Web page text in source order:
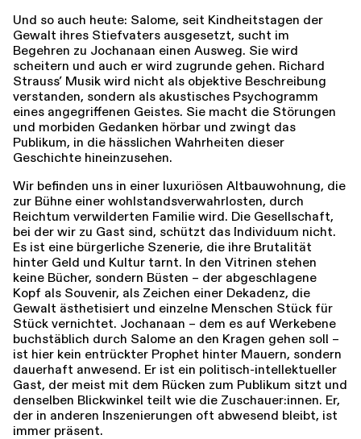
Und so auch heute: Salome, seit Kindheitstagen der
Gewalt ihres Stiefvaters ausgesetzt, sucht im
Begehren zu Jochanaan einen Ausweg. Sie wird
scheitern und auch er wird zugrunde gehen. Richard
Strauss’ Musik wird nicht als objektive Beschreibung
verstanden, sondern als akustisches Psychogramm
eines angegriffenen Geistes. Sie macht die Störungen
und morbiden Gedanken hörbar und zwingt das
Publikum, in die hässlichen Wahrheiten dieser
Geschichte hineinzusehen.
Wir befinden uns in einer luxuriösen Altbauwohnung, die
zur Bühne einer wohlstands­verwahrlosten, durch
Reichtum verwilderten Familie wird. Die Gesellschaft,
bei der wir zu Gast sind, schützt das Individuum nicht.
Es ist eine bürgerliche Szenerie, die ihre Brutalität
hinter Geld und Kultur tarnt. In den Vitrinen stehen
keine Bücher, sondern Büsten – der abgeschlagene
Kopf als Souvenir, als Zeichen einer Dekadenz, die
Gewalt ästhetisiert und einzelne Menschen Stück für
Stück vernichtet. Jochanaan – dem es auf Werkebene
buchstäblich durch Salome an den Kragen gehen soll –
ist hier kein entrückter Prophet hinter Mauern, sondern
dauerhaft anwesend. Er ist ein politisch-intellektueller
Gast, der meist mit dem Rücken zum Publikum sitzt und
denselben Blickwinkel teilt wie die Zuschauer:innen. Er,
der in anderen Inszenierungen oft abwesend bleibt, ist
immer präsent.